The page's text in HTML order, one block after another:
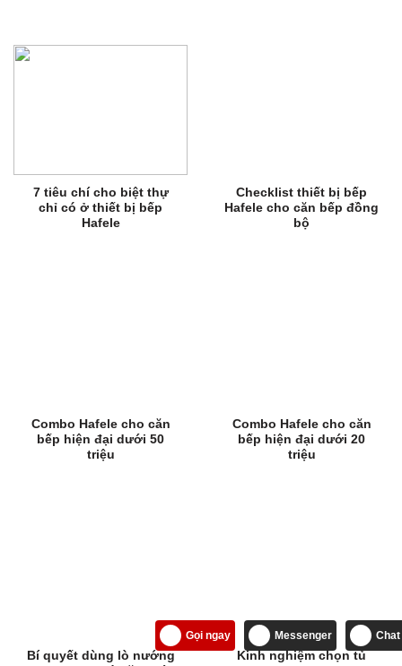
7 tiêu chí cho biệt thự
chỉ có ở thiết bị bếp
Hafele
Checklist thiết bị bếp
Hafele cho căn bếp đồng
bộ
Combo Hafele cho căn
bếp hiện đại dưới 50
triệu
Combo Hafele cho căn
bếp hiện đại dưới 20
triệu
Bí quyết dùng lò nướng
Kinh nghiệm chọn tủ
Gọi ngay Messenger